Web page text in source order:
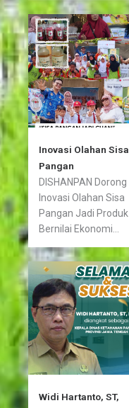
Inovasi Olahan Sisa
Pangan
DISHANPAN Dorong
Inovasi Olahan Sisa
Pangan Jadi Produk
Bernilai Ekonomi...
Widi Hartanto, ST,